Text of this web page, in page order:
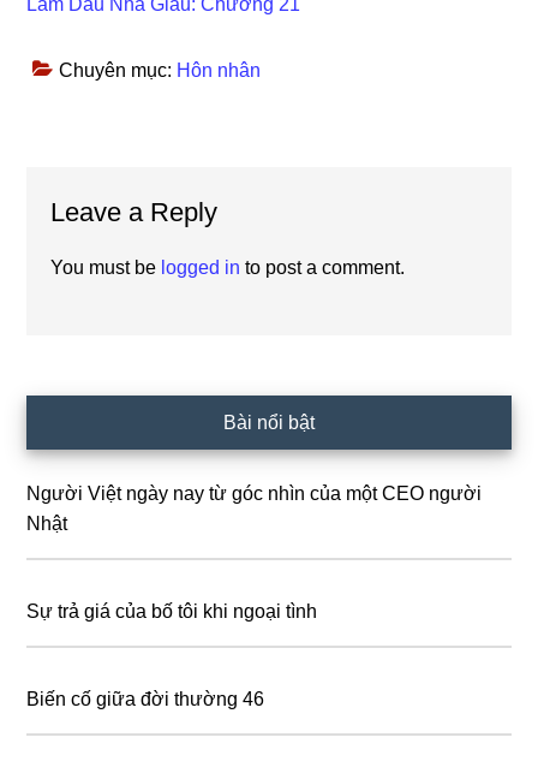
Làm Dâu Nhà Giàu: Chương 21
Chuyên mục: Hôn nhân
Interactions
Leave a Reply
You must be logged in to post a comment.
Sidebar
Bài nổi bật
Người Việt ngày nay từ góc nhìn của một CEO người
Nhật
Sự trả giá của bố tôi khi ngoại tình
Biến cố giữa đời thường 46